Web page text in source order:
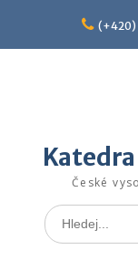
content
(+420)
České
Search
for: